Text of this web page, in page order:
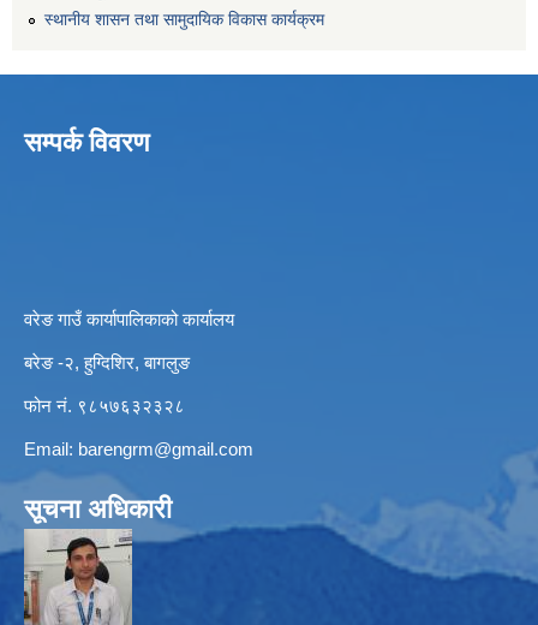
स्थानीय शासन तथा सामुदायिक विकास कार्यक्रम
सम्पर्क विवरण
वरेङ गाउँ कार्यापालिकाको कार्यालय
बरेङ -२, हुग्दिशिर, बागलुङ
फोन नं. ९८५७६३२३२८
Email: barengrm@gmail.com
सूचना अधिकारी